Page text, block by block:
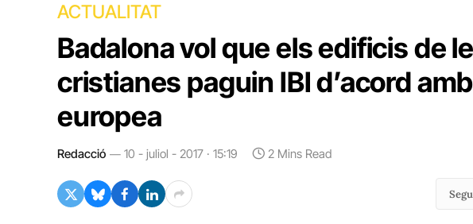
ACTUALITAT
Badalona vol que els edificis de
cristianes paguin IBI d’acord
europea
Redacció 10 - juliol - 2017 · 15:19 2 Mins Read